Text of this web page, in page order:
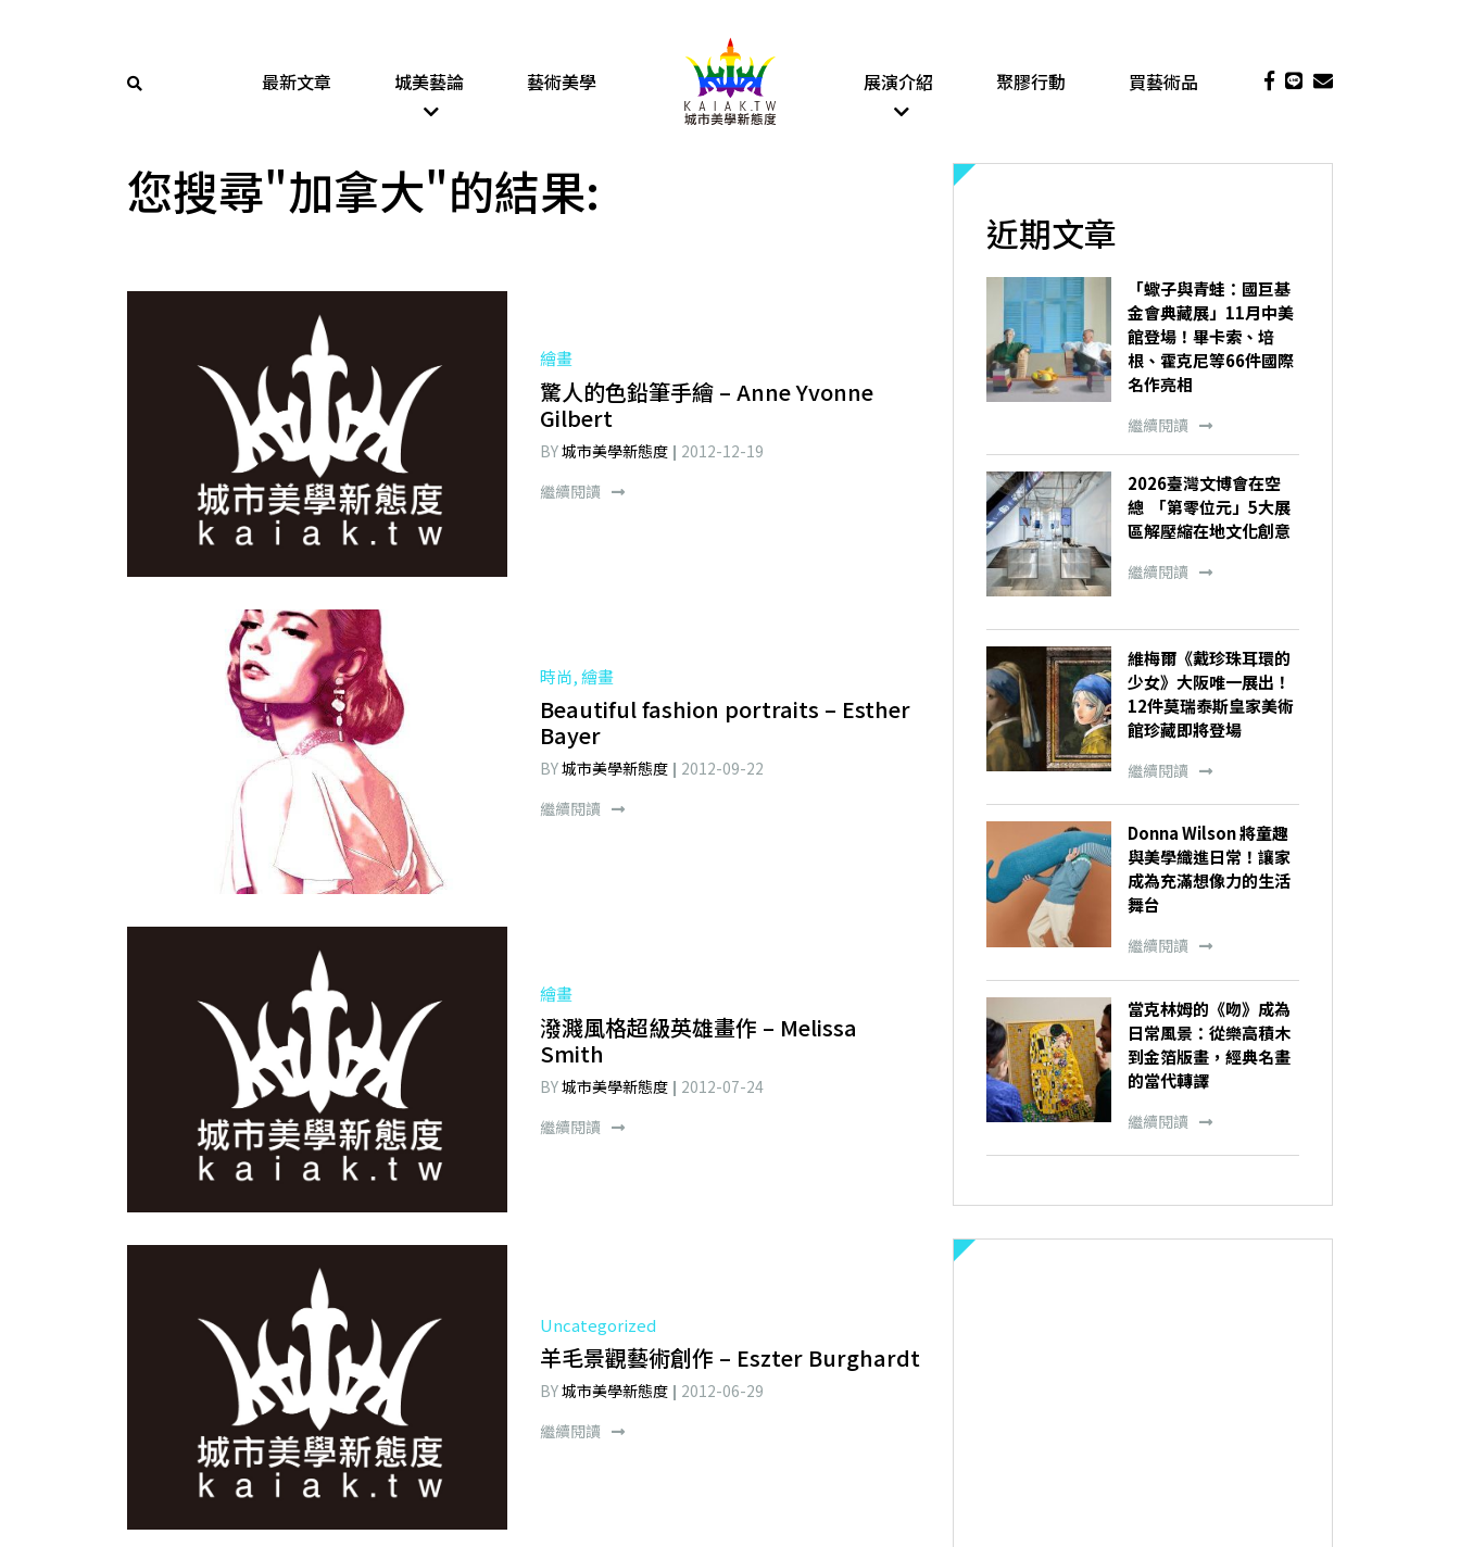
最新文章 城美藝論 藝術美學 展演介紹 聚膠行動 買藝術品
您搜尋"加拿大"的結果:
繪畫
驚人的色鉛筆手繪 – Anne Yvonne
Gilbert
BY城市美學新態度
2012-12-19
繼續閱讀
時尚, 繪畫
Beautiful fashion portraits – Esther
Bayer
BY城市美學新態度
2012-09-22
繼續閱讀
繪畫
潑濺風格超級英雄畫作 – Melissa
Smith
BY城市美學新態度
2012-07-24
繼續閱讀
Uncategorized
羊毛景觀藝術創作 – Eszter Burghardt
BY城市美學新態度
2012-06-29
繼續閱讀
近期文章
「蠍子與青蛙：國巨基
金會典藏展」11月中美
館登場！畢卡索、培
根、霍克尼等66件國際
名作亮相
繼續閱讀
2026臺灣文博會在空
總 「第零位元」5大展
區解壓縮在地文化創意
繼續閱讀
維梅爾《戴珍珠耳環的
少女》大阪唯一展出！
12件莫瑞泰斯皇家美術
館珍藏即將登場
繼續閱讀
Donna Wilson 將童趣
與美學織進日常！讓家
成為充滿想像力的生活
舞台
繼續閱讀
當克林姆的《吻》成為
日常風景：從樂高積木
到金箔版畫，經典名畫
的當代轉譯
繼續閱讀